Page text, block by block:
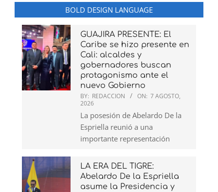
BOLD DESIGN LANGUAGE
GUAJIRA PRESENTE: El
Caribe se hizo presente en
Cali: alcaldes y
gobernadores buscan
protagonismo ante el
nuevo Gobierno
BY: REDACCION ON: 7 AGOSTO,
2026
La posesión de Abelardo De la
Espriella reunió a una
importante representación
LA ERA DEL TIGRE:
Abelardo De la Espriella
asume la Presidencia y